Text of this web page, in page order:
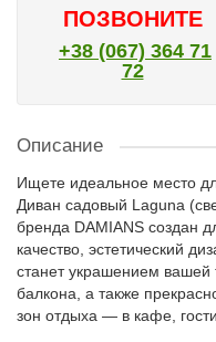
ПОЗВОНИТЕ
+38 (067) 364 71
72
Описание
Ищете идеальное место
Диван садовый Laguna
бренда DAMIANS создан
качество, эстетический
станет украшением
балкона, а также
зон отдыха — в кафе,